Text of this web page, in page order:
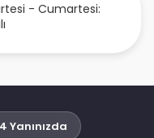
- Cumartesi:
Yanınızda